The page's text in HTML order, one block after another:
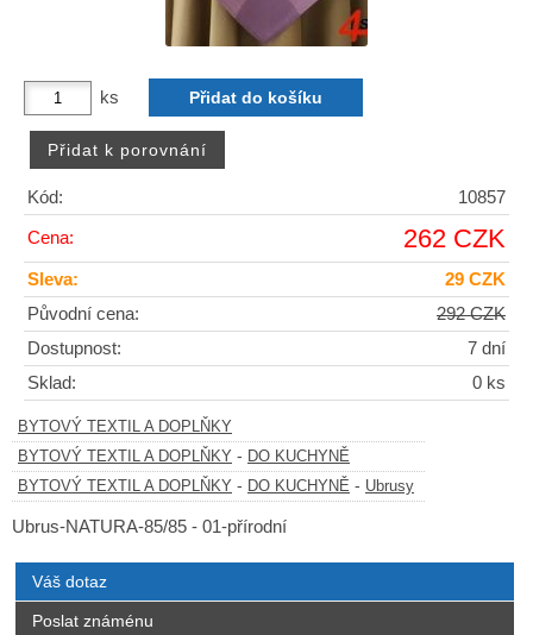
ks
Kód: 10857
Cena: 262 CZK
Sleva:
29 CZK
Původní cena:
292 CZK
Dostupnost:
7 dní
Sklad:
0 ks
BYTOVÝ TEXTIL A DOPLŇKY
BYTOVÝ TEXTIL A DOPLŇKY - DO KUCHYNĚ
BYTOVÝ TEXTIL A DOPLŇKY - DO KUCHYNĚ - Ubrusy
Ubrus-NATURA-85/85 - 01-přírodní
Váš dotaz
Poslat známénu